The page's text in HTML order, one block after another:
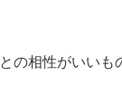
の相性がいいも